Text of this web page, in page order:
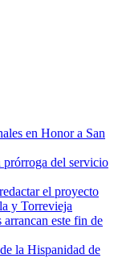
en Honor a San
del servicio
el proyecto
y Torrevieja
este fin de
la Hispanidad de